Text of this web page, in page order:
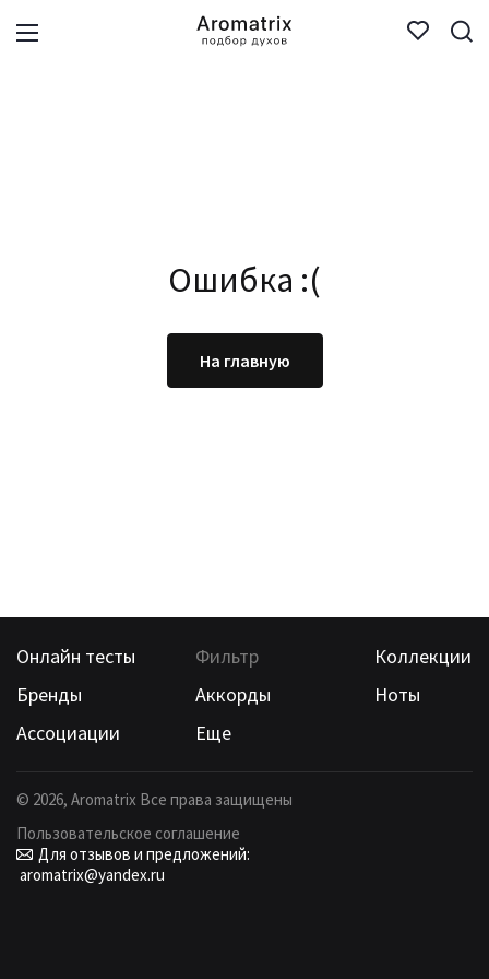
Ошибка :(
На главную
Онлайн тесты Фильтр
Коллекции
Бренды
Аккорды
Ноты
Ассоциации
Еще
© 2026, Aromatrix Все права защищены
Пользовательское соглашение
Для отзывов и предложений:
aromatrix@yandex.ru